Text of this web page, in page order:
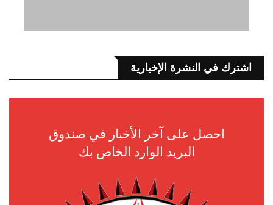
اشترك في النشرة الإخبارية
احصل على آخر الأخبار في صندوق
البريد الوارد الخاص بك